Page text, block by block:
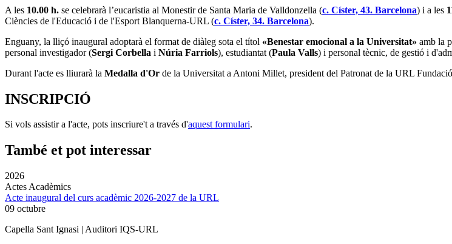
A les 10.00 h. se celebrarà l’eucaristia al Monestir de Santa Maria de Valldonzella (c. Císter, 43. Barcelona) i a les
Ciències de l'Educació i de l'Esport Blanquerna-URL (c. Císter, 34. Barcelona).
Enguany, la lliçó inaugural adoptarà el format de diàleg sota el títol «Benestar emocional a la Universitat» amb la
personal investigador (Sergi Corbella i Núria Farriols), estudiantat (Paula Valls) i personal tècnic, de gestió i
Durant l'acte es lliurarà la Medalla d'Or de la Universitat a Antoni Millet, president del Patronat de la URL
INSCRIPCIÓ
Si vols assistir a l'acte, pots inscriure't a través d'aquest formulari.
També et pot interessar
2026
Actes Acadèmics
Acte inaugural del curs acadèmic 2026-2027 de la URL
09 octubre
Capella Sant Ignasi | Auditori IQS-URL